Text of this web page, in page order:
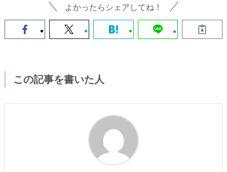
よかったらシェアしてね！
この記事を書いた人